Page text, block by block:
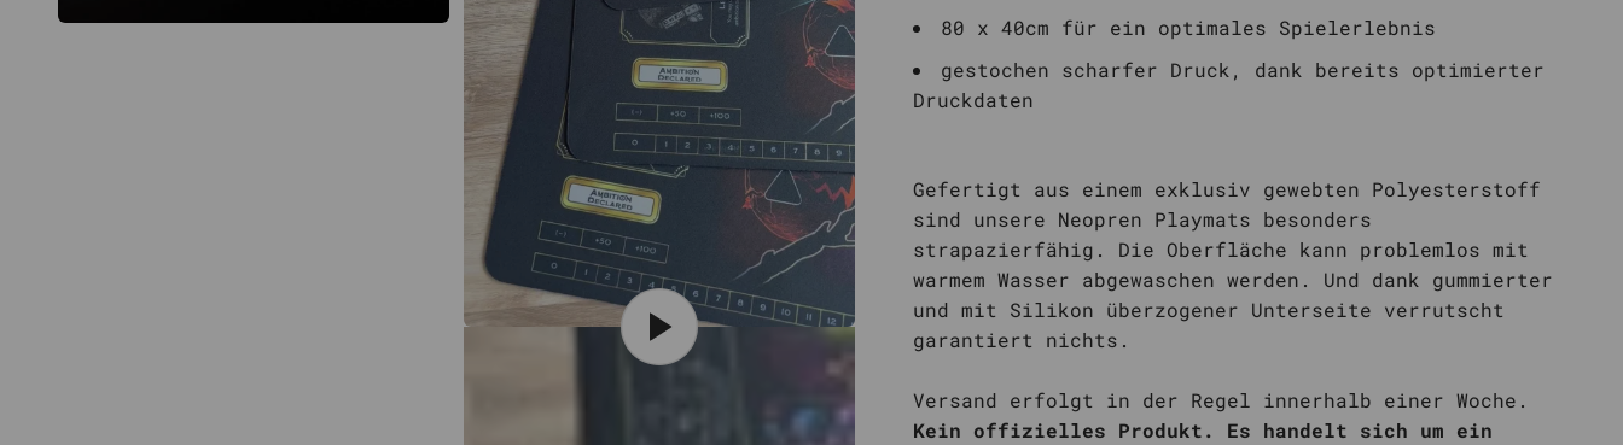
80 x 40cm für ein optimales Spielerlebnis
gestochen scharfer Druck, dank bereits optimierter
Druckdaten
Gefertigt aus einem exklusiv gewebten Polyesterstoff
sind unsere Neopren Playmats besonders
strapazierfähig. Die Oberfläche kann problemlos mit
warmem Wasser abgewaschen werden. Und dank gummierter
und mit Silikon überzogener Unterseite verrutscht
garantiert nichts.
Versand erfolgt in der Regel innerhalb einer Woche.
Kein offizielles Produkt. Es handelt sich um ein